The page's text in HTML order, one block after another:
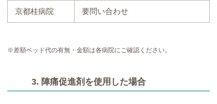
京都桂病院 要問い合わせ
※差額ベッド代の有無・金額は各病院にご確認ください。
3. 陣痛促進剤を使用した場合